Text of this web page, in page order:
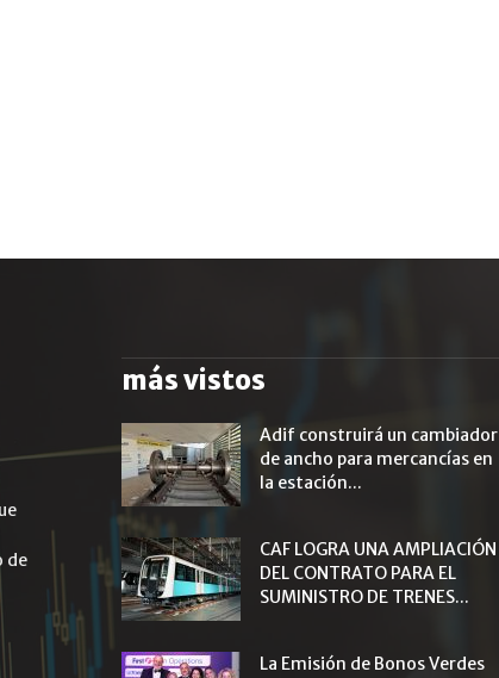
de
más vistos
Adif construirá un cambiador
de ancho para mercancías en
la estación...
CAF LOGRA UNA AMPLIACIÓN
DEL CONTRATO PARA EL
SUMINISTRO DE TRENES...
La Emisión de Bonos Verdes